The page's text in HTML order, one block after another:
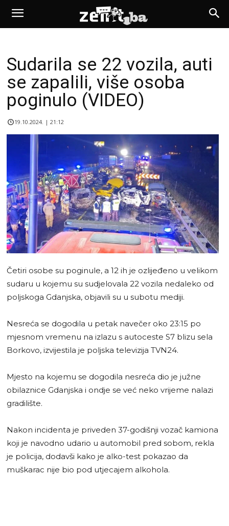
Sudarila se 22 vozila, auti
se zapalili, više osoba
poginulo (VIDEO)
19.10.2024. | 21:12
Četiri osobe su poginule, a 12 ih je ozlijeđeno u velikom
sudaru u kojemu su sudjelovala 22 vozila nedaleko od
poljskoga Gdanjska, objavili su u subotu mediji.
Nesreća se dogodila u petak navečer oko 23:15 po
mjesnom vremenu na izlazu s autoceste S7 blizu sela
Borkovo, izvijestila je poljska televizija TVN24.
Mjesto na kojemu se dogodila nesreća dio je južne
obilaznice Gdanjska i ondje se već neko vrijeme nalazi
gradilište.
Nakon incidenta je priveden 37-godišnji vozač kamiona
koji je navodno udario u automobil pred sobom, rekla
je policija, dodavši kako je alko-test pokazao da
muškarac nije bio pod utjecajem alkohola.